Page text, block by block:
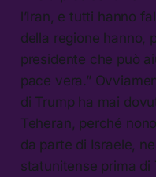
l’Iran, e tutti hanno
della regione hanno,
presidente che può
pace vera.”
di Trump ha mai
Teheran, perché
da parte di Israele,
statunitense prima di